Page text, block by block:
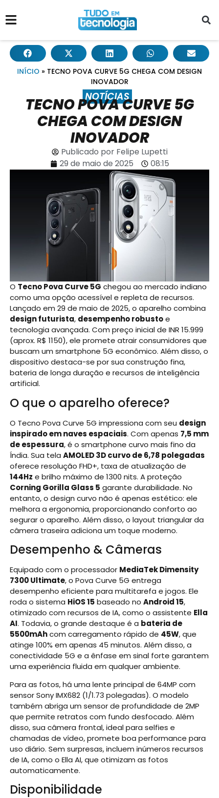
INÍCIO » TECNO POVA CURVE 5G CHEGA COM DESIGN
INOVADOR
NOTÍCIAS
TECNO POVA CURVE 5G
CHEGA COM DESIGN
INOVADOR
Publicado porFelipe Lupetti
29 de maio de 2025
08:15
O Tecno Pova Curve 5G chegou ao mercado indiano
como uma opção acessível e repleta de recursos.
Lançado em 29 de maio de 2025, o aparelho combina
design futurista, desempenho robustoe
tecnologia avançada. Com preço inicial de INR 15.999
(aprox. R$ 1150), ele promete atrair consumidores que
buscam um smartphone 5G econômico. Além disso, o
dispositivo destaca-se por sua construção fina,
bateria de longa duração e recursos de inteligência
artificial.
O que o aparelho oferece?
O Tecno Pova Curve 5G impressiona com seu design
inspirado em naves espaciais. Com apenas 7,5 mm
de espessura, é o smartphone curvo mais fino da
Índia. Sua tela AMOLED 3D curvo de 6,78 polegadas
oferece resolução FHD+, taxa de atualização de
144Hz e brilho máximo de 1300 nits. A proteção
Corning Gorilla Glass 5 garante durabilidade. No
entanto, o design curvo não é apenas estético: ele
melhora a ergonomia, proporcionando conforto ao
segurar o aparelho. Além disso, o layout triangular da
câmera traseira adiciona um toque moderno.
Desempenho & Câmeras
Equipado com o processador MediaTek Dimensity
7300 Ultimate, o Pova Curve 5G entrega
desempenho eficiente para multitarefa e jogos. Ele
roda o sistema HiOS 15 baseado no Android 15,
otimizado com recursos de IA, como o assistente Ella
AI. Todavia, o grande destaque é a bateria de
5500mAhcom carregamento rápido de 45W, que
atinge 100% em apenas 45 minutos. Além disso, a
conectividade 5G e a ênfase em sinal forte garantem
uma experiência fluida em qualquer ambiente.
Para as fotos, há uma lente principal de 64MP com
sensor Sony IMX682 (1/1.73 polegadas). O modelo
também abriga um sensor de profundidade de 2MP
que permite retratos com fundo desfocado. Além
disso, sua câmera frontal, ideal para selfies e
chamadas de vídeo, promete boa performance para
uso diário. Sem surpresas, incluem inúmeros recursos
de IA, como o Ella AI, que otimizam as fotos
automaticamente.
Disponibilidade